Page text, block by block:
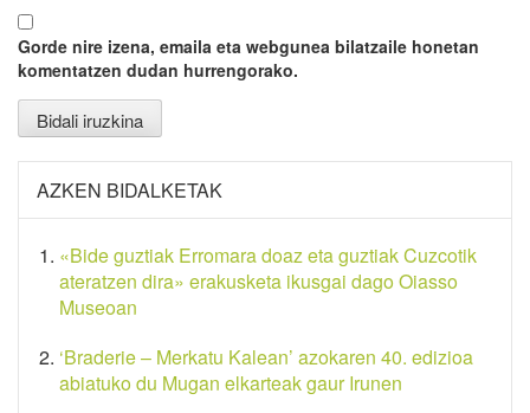
Gorde nire izena, emaila eta webgunea bilatzaile honetan
komentatzen dudan hurrengorako.
AZKEN BIDALKETAK
«Bide guztiak Erromara doaz eta guztiak Cuzcotik
ateratzen dira» erakusketa ikusgai dago Oiasso
Museoan
‘Braderie – Merkatu Kalean’ azokaren 40. edizioa
abiatuko du Mugan elkarteak gaur Irunen